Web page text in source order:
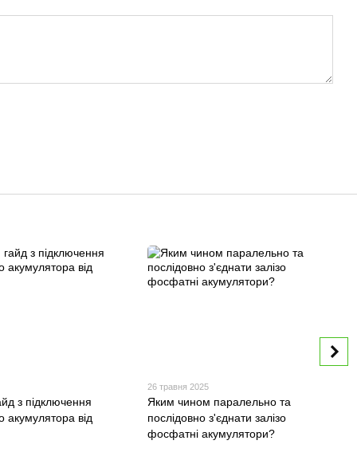
з підключення
акумулятора від
26 травня 2025
Яким чином паралельно та
послідовно з'єднати залізо
фосфатні акумулятори?